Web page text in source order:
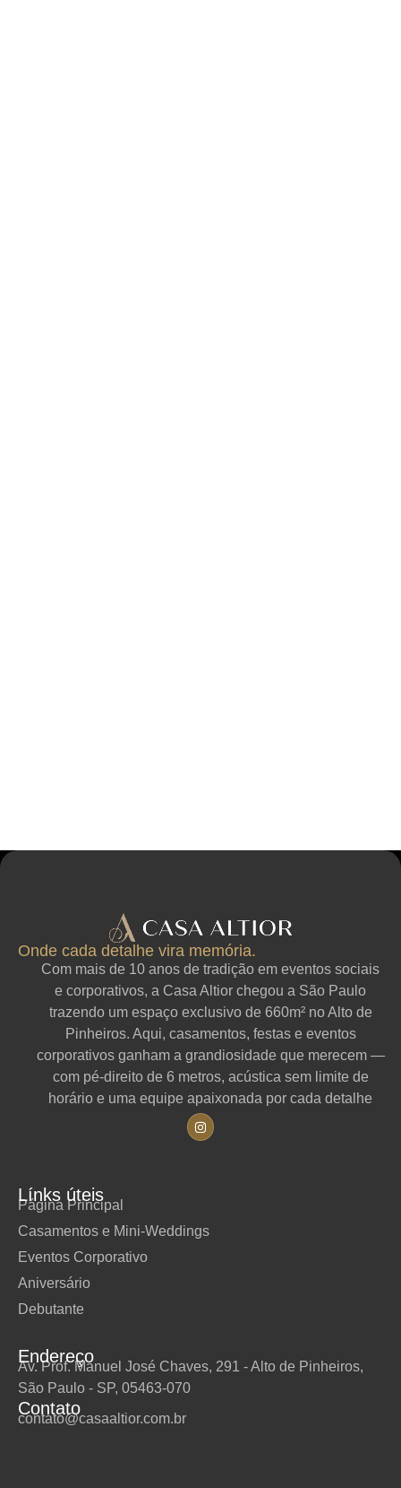
Onde cada detalhe vira memória.
Com mais de 10 anos de tradição em eventos sociais
e corporativos, a Casa Altior chegou a São Paulo
trazendo um espaço exclusivo de 660m² no Alto de
Pinheiros. Aqui, casamentos, festas e eventos
corporativos ganham a grandiosidade que merecem —
com pé-direito de 6 metros, acústica sem limite de
horário e uma equipe apaixonada por cada detalhe
Línks úteis
Página Principal
Casamentos e Mini-Weddings
Eventos Corporativo
Aniversário
Debutante
Endereço
Av. Prof. Manuel José Chaves, 291 - Alto de Pinheiros,
São Paulo - SP, 05463-070
Contato
contato@casaaltior.com.br